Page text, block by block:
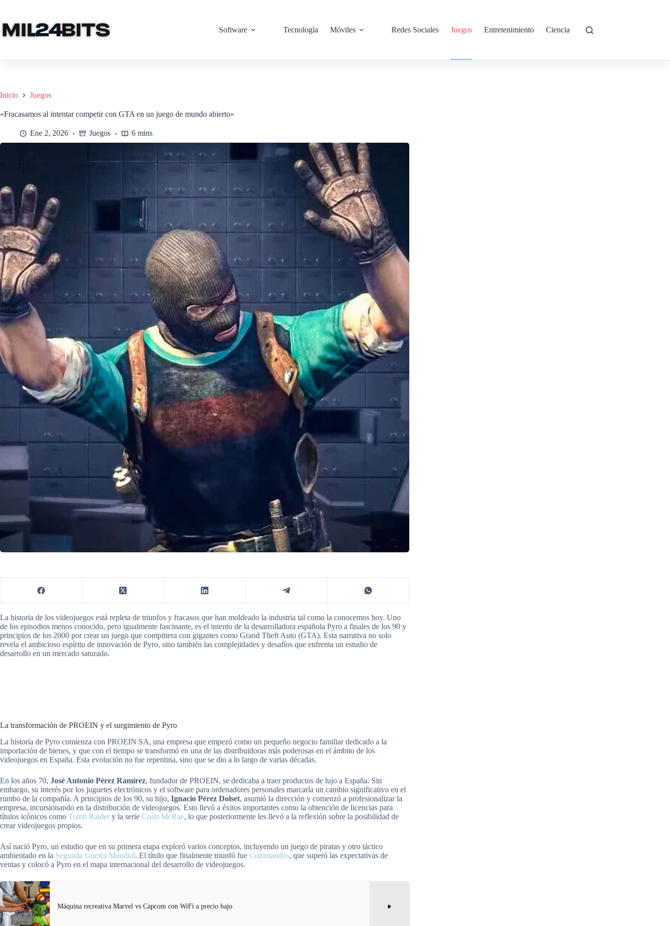
contenido
Software
Tecnología Móviles Redes Sociales Juegos Entretenimiento Ciencia
Inicio Juegos
«Fracasamos al intentar competir con GTA en un juego de mundo abierto»
Ene 2, 2026 Juegos 6 mins
La historia de los videojuegos está repleta de triunfos y fracasos que han moldeado la industria tal como la conocemos hoy. Uno
de los episodios menos conocido, pero igualmente fascinante, es el intento de la desarrolladora española Pyro a finales de los 90 y
principios de los 2000 por crear un juego que compitiera con gigantes como Grand Theft Auto (GTA). Esta narrativa no solo
revela el ambicioso espíritu de innovación de Pyro, sino también las complejidades y desafíos que enfrenta un estudio de
desarrollo en un mercado saturado.
La transformación de PROEIN y el surgimiento de Pyro
La historia de Pyro comienza con PROEIN SA, una empresa que empezó como un pequeño negocio familiar dedicado a la
importación de bienes, y que con el tiempo se transformó en una de las distribuidoras más poderosas en el ámbito de los
videojuegos en España. Esta evolución no fue repentina, sino que se dio a lo largo de varias décadas.
En los años 70, José Antonio Pérez Ramírez, fundador de PROEIN, se dedicaba a traer productos de lujo a España. Sin
embargo, su interés por los juguetes electrónicos y el software para ordenadores personales marcaría un cambio significativo en el
rumbo de la compañía. A principios de los 90, su hijo, Ignacio Pérez Dolset, asumió la dirección y comenzó a profesionalizar la
empresa, incursionando en la distribución de videojuegos. Esto llevó a éxitos importantes como la obtención de licencias para
títulos icónicos como Tomb Raider y la serie Colin McRae, lo que posteriormente les llevó a la reflexión sobre la posibilidad de
crear videojuegos propios.
Así nació Pyro, un estudio que en su primera etapa exploró varios conceptos, incluyendo un juego de piratas y otro táctico
ambientado en la Segunda Guerra Mundial. El título que finalmente triunfó fue Commandos, que superó las expectativas de
ventas y colocó a Pyro en el mapa internacional del desarrollo de videojuegos.
Máquina recreativa Marvel vs Capcom con WiFi a precio bajo